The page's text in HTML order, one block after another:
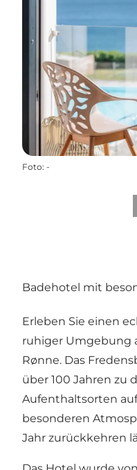
Foto: -
Badehotel mit
Erleben Sie einen
ruhiger Umgebung
Rønne. Das
über 100 Jahren zu
Aufenthaltsorten
besonderen
Jahr zurückkehren